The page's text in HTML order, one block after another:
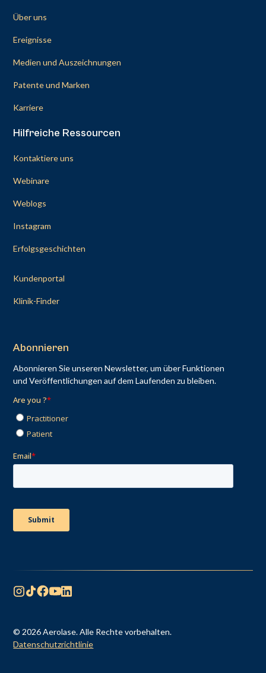
Über uns
Ereignisse
Medien und Auszeichnungen
Patente und Marken
Karriere
Hilfreiche Ressourcen
Kontaktiere uns
Webinare
Weblogs
Instagram
Erfolgsgeschichten
Kundenportal
Klinik-Finder
Abonnieren
Abonnieren Sie unseren Newsletter, um über Funktionen
und Veröffentlichungen auf dem Laufenden zu bleiben.
© 2026 Aerolase. Alle Rechte vorbehalten.
Datenschutzrichtlinie